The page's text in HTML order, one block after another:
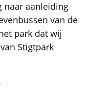
naar aanleiding
van de
park dat wij
Stigtpark